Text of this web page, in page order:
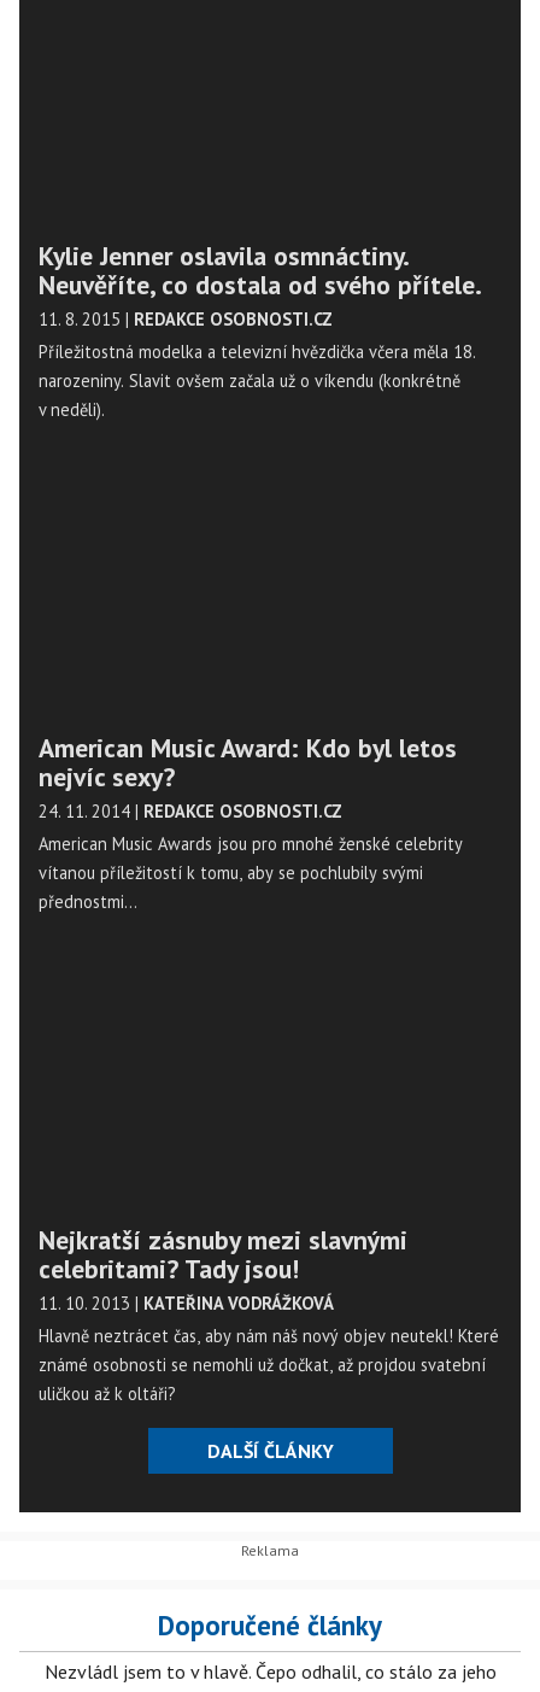
Kylie Jenner oslavila osmnáctiny.
Neuvěříte, co dostala od svého přítele.
11. 8. 2015 | REDAKCE OSOBNOSTI.CZ
Příležitostná modelka a televizní hvězdička včera měla 18.
narozeniny. Slavit ovšem začala už o víkendu (konkrétně
v neděli).
American Music Award: Kdo byl letos
nejvíc sexy?
24. 11. 2014 | REDAKCE OSOBNOSTI.CZ
American Music Awards jsou pro mnohé ženské celebrity
vítanou příležitostí k tomu, aby se pochlubily svými
přednostmi...
Nejkratší zásnuby mezi slavnými
celebritami? Tady jsou!
11. 10. 2013 | KATEŘINA VODRÁŽKOVÁ
Hlavně neztrácet čas, aby nám náš nový objev neutekl! Které
známé osobnosti se nemohli už dočkat, až projdou svatební
uličkou až k oltáři?
DALŠÍ ČLÁNKY
Doporučené články
Nezvládl jsem to v hlavě. Čepo odhalil, co stálo za jeho